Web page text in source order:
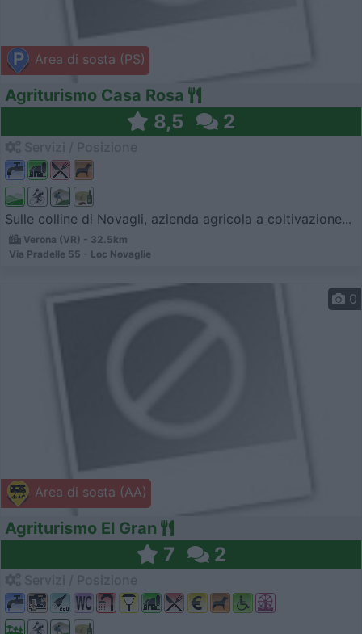
Area di sosta (PS)
Agriturismo Casa Rosa
8,5 2
Sulle colline di Novagli, azienda agricola a coltivazione...
Verona (VR) - 32.5km
Via Pradelle 55 - Loc Novaglie
Area di sosta (AA)
0
Agriturismo El Gran
7 2